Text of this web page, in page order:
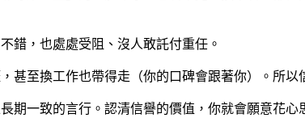
錯，也處處受阻、沒人敢託付重任。
至換工作也帶得走（你的口碑會跟著你）。所以
一致的言行。認清信譽的價值，你就會願意花心